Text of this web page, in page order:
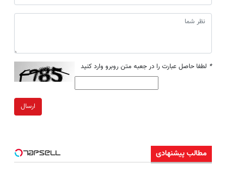
* لطفا حاصل عبارت را در جعبه متن روبرو وارد کنید
ارسال
مطالب پیشنهادی